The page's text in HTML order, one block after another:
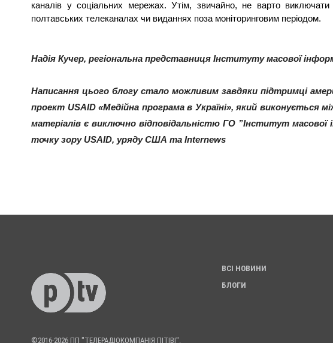
каналів у соціальних мережах. Утім, звичайно, не варто
полтавських телеканалах чи виданнях поза моніторинговим періодом.
Надія Кучер, регіональна представниця Інституту масової
Написання цього блогу стало можливим завдяки підтримці
проект USAID «Медійна програма в Україні», який виконується
матеріалів є виключно відповідальністю ГО ”Інститут масової
точку зору USAID, уряду США та Internews
©2016-2026 ПП "ТЕЛЕРАДІОКОМПАНІЯ ПІТІВІ".
ВСІ НОВИНИ
БЛОГИ